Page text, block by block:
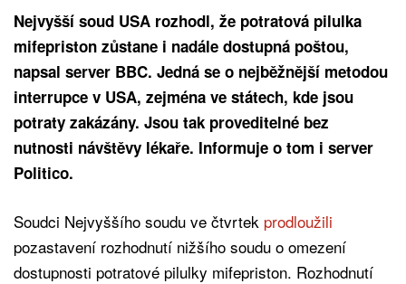
Nejvyšší soud USA rozhodl, že potratová pilulka
mifepriston zůstane i nadále dostupná poštou,
napsal server BBC. Jedná se o nejběžnější metodou
interrupce v USA, zejména ve státech, kde jsou
potraty zakázány. Jsou tak proveditelné bez
nutnosti návštěvy lékaře. Informuje o tom i server
Politico.
Soudci Nejvyššího soudu ve čtvrtek prodloužili
pozastavení rozhodnutí nižšího soudu o omezení
dostupnosti potratové pilulky mifepriston. Rozhodnutí